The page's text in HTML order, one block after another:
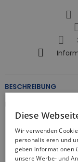
BESCHREIBUNG
Wandarmatur,
Umsteller: Ja
Rosette: Rund
Diese
Wir verwenden
personalisieren und
geben Informationen
unsere Werbe- und